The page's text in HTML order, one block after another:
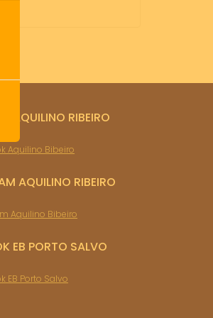
AQUILINO RIBEIRO
AQUILINO RIBEIRO
EB PORTO SALVO